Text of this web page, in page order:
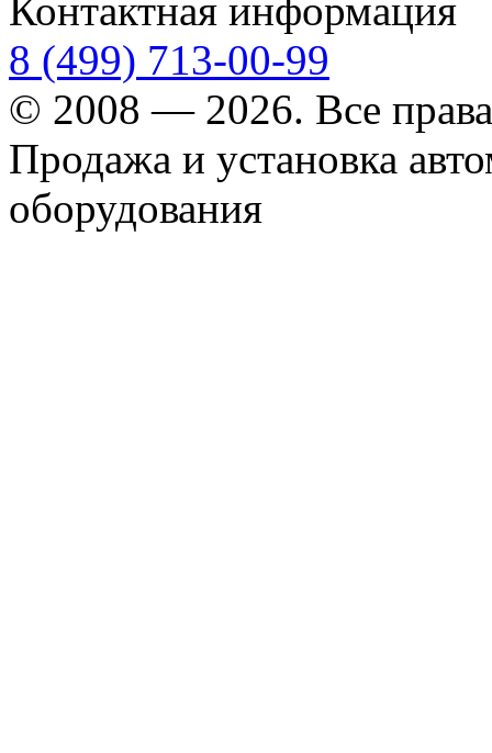
Контактная информация
8 (499) 713-00-99
© 2008 — 2026. Все
Продажа и установка
оборудования